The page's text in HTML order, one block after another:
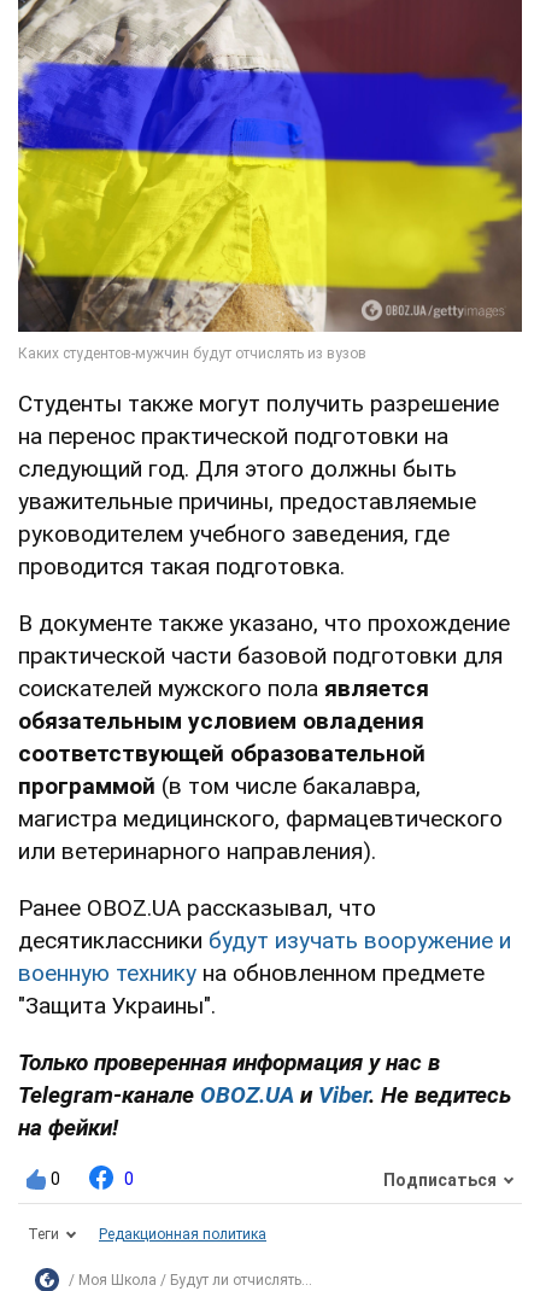
Студенты также могут получить разрешение
на перенос практической подготовки на
следующий год. Для этого должны быть
уважительные причины, предоставляемые
руководителем учебного заведения, где
проводится такая подготовка.
В документе также указано, что прохождение
практической части базовой подготовки для
соискателей мужского пола является
обязательным условием овладения
соответствующей образовательной
программой (в том числе бакалавра,
магистра медицинского, фармацевтического
или ветеринарного направления).
Ранее OBOZ.UA рассказывал, что
десятиклассники будут изучать вооружение и
военную технику на обновленном предмете
"Защита Украины".
Только проверенная информация у нас в
Telegram-канале OBOZ.UA и Viber. Не ведитесь
на фейки!
0 0 Подписаться
Теги Редакционная политика
Моя Школа Будут ли отчислять...